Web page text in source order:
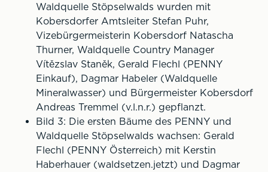
Waldquelle Stöpselwalds wurden mit
Kobersdorfer Amtsleiter Stefan Puhr,
Vizebürgermeisterin Kobersdorf Natascha
Thurner, Waldquelle Country Manager
Vítězslav Staněk, Gerald Flechl (PENNY
Einkauf), Dagmar Habeler (Waldquelle
Mineralwasser) und Bürgermeister Kobersdorf
Andreas Tremmel (v.l.n.r.) gepflanzt.
Bild 3: Die ersten Bäume des PENNY und
Waldquelle Stöpselwalds wachsen: Gerald
Flechl (PENNY Österreich) mit Kerstin
Haberhauer (waldsetzen.jetzt) und Dagmar